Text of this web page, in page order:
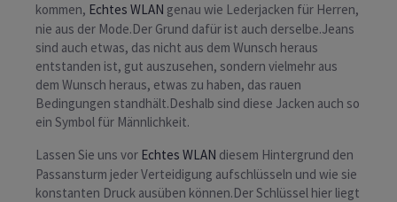
kommen, Echtes WLAN genau wie Lederjacken für Herren,
nie aus der Mode.Der Grund dafür ist auch derselbe.Jeans
sind auch etwas, das nicht aus dem Wunsch heraus
entstanden ist, gut auszusehen, sondern vielmehr aus
dem Wunsch heraus, etwas zu haben, das rauen
Bedingungen standhält.Deshalb sind diese Jacken auch so
ein Symbol für Männlichkeit.
Lassen Sie uns vor Echtes WLAN diesem Hintergrund den
Passansturm jeder Verteidigung aufschlüsseln und wie sie
konstanten Druck ausüben können.Der Schlüssel hier liegt